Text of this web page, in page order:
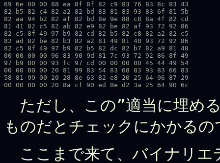
69 6e 00 00 88 ea 8f 8f 82 c9 83 76 83 8c 83 43
82 b5 82 c4 82 a2 82 bd 83 81 83 93 83 6f 81 5b
82 aa 94 b2 82 af 82 bd 8e 9e 88 c8 8a 4f 82 cd
81 41 82 c5 82 ab 82 e9 82 be 82 af 93 72 92 86
82 c5 8f 49 97 b9 82 cd 82 b5 82 c8 82 a2 82 c5
82 ad 82 be 82 b3 82 a2 81 49 81 40 93 72 92 86
82 c5 8f 49 97 b9 82 b5 82 dc 82 b7 82 a9 81 48
00 00 00 00 96 83 90 9d 81 7c 93 72 92 86 8f 49
97 b9 00 00 93 fc 97 cd 00 00 00 00 45 44 49 54
00 00 00 00 20 81 99 83 54 83 68 83 93 83 66 83
58 81 99 00 20 28 8e 63 82 e8 20 25 64 96 87 29
ただし、この”適当に埋め
ものだとチェックにかかる
ここまで来て、バイナリエ